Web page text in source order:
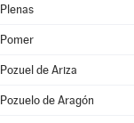
Plenas
Pomer
Pozuel de Ariza
Pozuelo de Aragón